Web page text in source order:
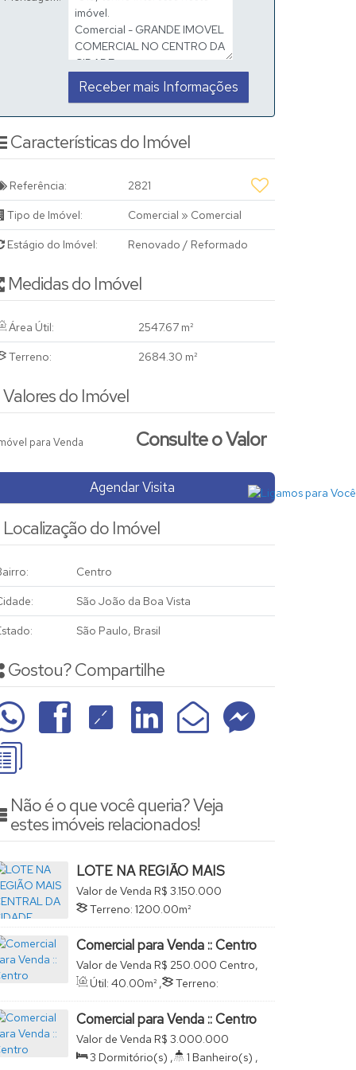
Características do Imóvel
Referência: 2821
Tipo de Imóvel: Comercial » Comercial
Estágio do Imóvel: Renovado / Reformado
Medidas do Imóvel
Área Útil: 2547.67 m²
Terreno: 2684.30 m²
Valores do Imóvel
Consulte o Valor
para Venda
Agendar Visita
Localização do Imóvel
Centro
São João da Boa Vista
São Paulo, Brasil
Gostou? Compartilhe
Não é o que você queria? Veja
estes imóveis relacionados!
LOTE NA REGIÃO MAIS
CENTRAL DA CIDADE
R$ 3.150.000
Valor de Venda
Centro, São João da Boa Vista, São
Terreno: 1200.00m²
Comercial para Venda :: Centro
R$ 250.000
Valor de Venda
Centro,
São João da Boa Vista, São Paulo,
Útil: 40.00m² ,
Terreno:
40.00m²
Comercial para Venda :: Centro
R$ 3.000.000
Valor de Venda
Centro, São João da Boa Vista, São
3 Dormitório(s) , 1 Banheiro(s) ,